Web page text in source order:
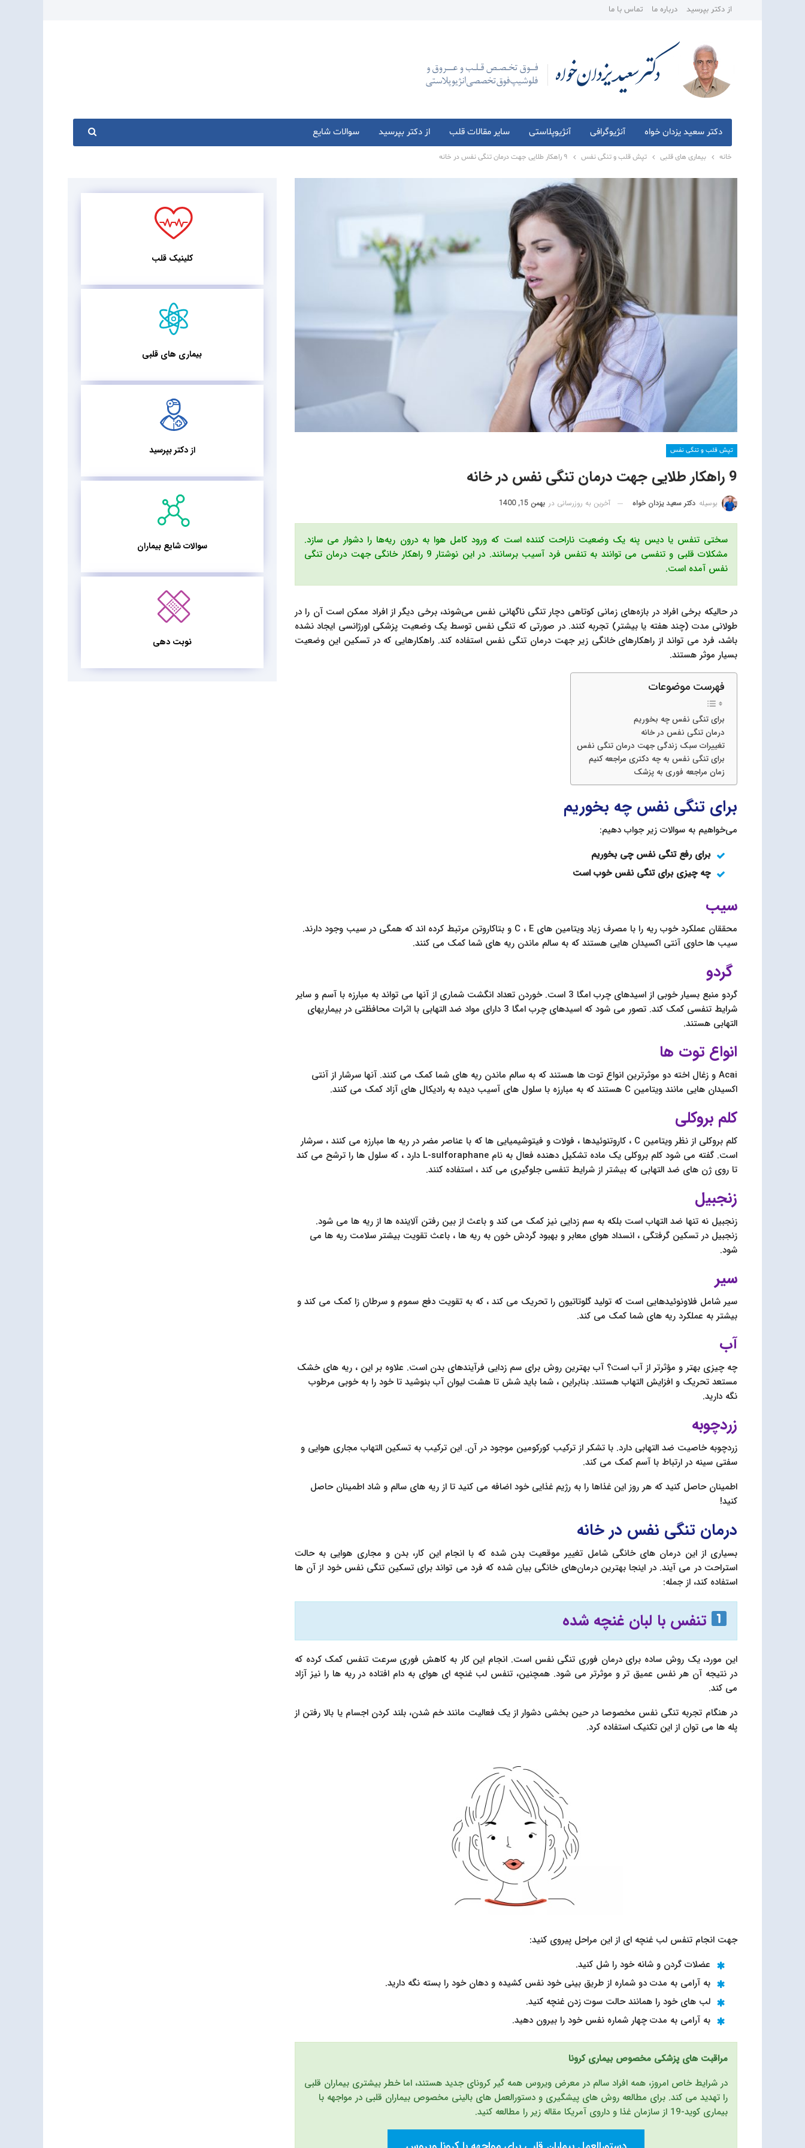
از دکتر بپرسید درباره ما تماس با ما
دکتر سعید یزدان خواه آنژیوگرافی آنژیوپلاستی سایر مقالات قلب از دکتر بپرسید سوالات شایع
خانه بیماری های قلبی تپش قلب و تنگی نفس 9 راهکار طلایی جهت درمان تنگی نفس در خانه
تپش قلب و تنگی نفس
9 راهکار طلایی جهت درمان تنگی نفس در خانه
بوسیله دکتر سعید یزدان خواه آخرین به روزرسانی در بهمن 15, 1400
سختی تنفس یا دیس پنه یک وضعیت ناراحت کننده است که ورود کامل هوا به درون ریه‌ها را دشوار می سازد.
مشکلات قلبی و تنفسی می توانند به تنفس فرد آسیب برسانند. در این نوشتار 9 راهکار خانگی جهت درمان تنگی
نفس آمده است.
در حالیکه برخی افراد در بازه‌های زمانی کوتاهی دچار تنگی ناگهانی نفس می‌شوند، برخی دیگر از افراد ممکن است آن را در
طولانی مدت (چند هفته یا بیشتر) تجربه کنند. در صورتی که تنگی نفس توسط یک وضعیت پزشکی اورژانسی ایجاد نشده
باشد، فرد می تواند از راهکارهای خانگی زیر جهت درمان تنگی نفس استفاده کند. راهکارهایی که در تسکین این وضعیت
بسیار موثر هستند.
فهرست موضوعات
برای تنگی نفس چه بخوریم
درمان تنگی نفس در خانه
تغییرات سبک زندگی جهت درمان تنگی نفس
برای تنگی نفس به چه دکتری مراجعه کنیم
زمان مراجعه فوری به پزشک
برای تنگی نفس چه بخوریم
می‌خواهیم به سوالات زیر جواب دهیم:
برای رفع تنگی نفس چی بخوریم
چه چیزی برای تنگی نفس خوب است
سیب
محققان عملکرد خوب ریه را با مصرف زیاد ویتامین های C ، E و بتاکاروتن مرتبط کرده اند که همگی در سیب وجود دارند.
سیب ها حاوی آنتی اکسیدان هایی هستند که به سالم ماندن ریه های شما کمک می کنند.
گردو
گردو منبع بسیار خوبی از اسیدهای چرب امگا 3 است. خوردن تعداد انگشت شماری از آنها می تواند به مبارزه با آسم و سایر
شرایط تنفسی کمک کند. تصور می شود که اسیدهای چرب امگا 3 دارای مواد ضد التهابی با اثرات محافظتی در بیماریهای
التهابی هستند.
انواع توت ها
Acai و زغال اخته دو موثرترین انواع توت ها هستند که به سالم ماندن ریه های شما کمک می کنند. آنها سرشار از آنتی
اکسیدان هایی مانند ویتامین C هستند که به مبارزه با سلول های آسیب دیده به رادیکال های آزاد کمک می کنند.
کلم بروکلی
کلم بروکلی از نظر ویتامین C ، کاروتنوئیدها ، فولات و فیتوشیمیایی ها که با عناصر مضر در ریه ها مبارزه می کنند ، سرشار
است. گفته می شود کلم بروکلی یک ماده تشکیل دهنده فعال به نام L-sulforaphane دارد ، که سلول ها را ترشح می کند
تا روی ژن های ضد التهابی که بیشتر از شرایط تنفسی جلوگیری می کند ، استفاده کنند.
زنجبیل
زنجبیل نه تنها ضد التهاب است بلکه به سم زدایی نیز کمک می کند و باعث از بین رفتن آلاینده ها از ریه ها می شود.
زنجبیل در تسکین گرفتگی ، انسداد هوای معابر و بهبود گردش خون به ریه ها ، باعث تقویت بیشتر سلامت ریه ها می
شود.
سیر
سیر شامل فلاونوئیدهایی است که تولید گلوتاتیون را تحریک می کند ، که به تقویت دفع سموم و سرطان زا کمک می کند و
بیشتر به عملکرد ریه های شما کمک می کند.
آب
چه چیزی بهتر و مؤثرتر از آب است؟ آب بهترین روش برای سم زدایی فرآیندهای بدن است. علاوه بر این ، ریه های خشک
مستعد تحریک و افزایش التهاب هستند. بنابراین ، شما باید شش تا هشت لیوان آب بنوشید تا خود را به خوبی مرطوب
نگه دارید.
زردچوبه
زردچوبه خاصیت ضد التهابی دارد. با تشکر از ترکیب کورکومین موجود در آن. این ترکیب به تسکین التهاب مجاری هوایی و
سفتی سینه در ارتباط با آسم کمک می کند.
اطمینان حاصل کنید که هر روز این غذاها را به رژیم غذایی خود اضافه می کنید تا از ریه های سالم و شاد اطمینان حاصل
کنید!
درمان تنگی نفس در خانه
بسیاری از این درمان های خانگی شامل تغییر موقعیت بدن شده که با انجام این کار، بدن و مجاری هوایی به حالت
استراحت در می آیند.در اینجا بهترین درمان‌های خانگی بیان شده که فرد می تواند برای تسکین تنگی نفس خود از آن ها
استفاده کند، از جمله:
تنفس با لبان غنچه شده
این مورد، یک روش ساده برای درمان فوری تنگی نفس است. انجام این کار به کاهش فوری سرعت تنفس کمک کرده که
در نتیجه آن هر نفس عمیق تر و موثرتر می شود. همچنین، تنفس لب غنچه ای هوای به دام افتاده در ریه ها را نیز آزاد
می کند.
در هنگام تجربه تنگی نفس مخصوصا در حین بخشی دشوار از یک فعالیت مانند خم شدن، بلند کردن اجسام یا بالا رفتن از
پله ها می توان از این تکنیک استفاده کرد.
جهت انجام تنفس لب غنچه ای از این مراحل پیروی کنید:
عضلات گردن و شانه خود را شل کنید.
به آرامی به مدت دو شماره از طریق بینی خود نفس کشیده و دهان خود را بسته نگه دارید.
لب های خود را همانند حالت سوت زدن غنچه کنید.
به آرامی به مدت چهار شماره نفس خود را بیرون دهید.
مراقبت های پزشکی مخصوص بیماری کرونا
در شرایط خاص امروز، همه افراد سالم در معرض ویروس همه گیر کرونای جدید هستند، اما خطر بیشتری بیماران قلبی
را تهدید می کند. برای مطالعه روش های پیشگیری و دستورالعمل های بالینی مخصوص بیماران قلبی در مواجهه با
بیماری کوید-19 از سازمان غذا و داروی آمریکا مقاله زیر را مطالعه کنید.
کلینیک قلب
بیماری های قلبی
از دکتر بپرسید
سوالات شایع بیماران
نوبت دهی